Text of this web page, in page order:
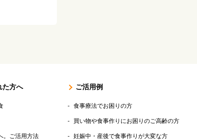
た方へ
。ご活用方法
ご活用例
食事療法でお困りの方
買い物や食事作りにお困りのご高齢の方
妊娠中・産後で食事作りが大変な方